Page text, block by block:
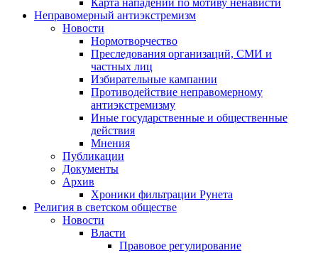
Карта нападений по мотиву ненависти
Неправомерный антиэкстремизм
Новости
Нормотворчество
Преследования организаций, СМИ и
частных лиц
Избирательные кампании
Противодействие неправомерному
антиэкстремизму
Иные государственные и общественные
действия
Мнения
Публикации
Документы
Архив
Хроники фильтрации Рунета
Религия в светском обществе
Новости
Власти
Правовое регулирование